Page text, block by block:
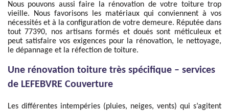
Nous pouvons aussi faire la rénovation de votre toiture trop
vieille. Nous favorisons les matériaux qui conviennent à vos
nécessités et à la configuration de votre demeure. Réputée dans
tout 77390, nos artisans formés et doués sont méticuleux et
peut satisfaire vos exigences pour la rénovation, le nettoyage,
le dépannage et la réfection de toiture.
Une rénovation toiture très spécifique – services
de LEFEBVRE Couverture
Les différentes intempéries (pluies, neiges, vents) qui s’agitent